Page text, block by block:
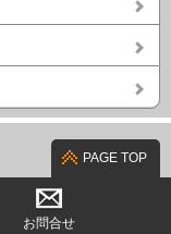
PAGE TOP
お問合せ